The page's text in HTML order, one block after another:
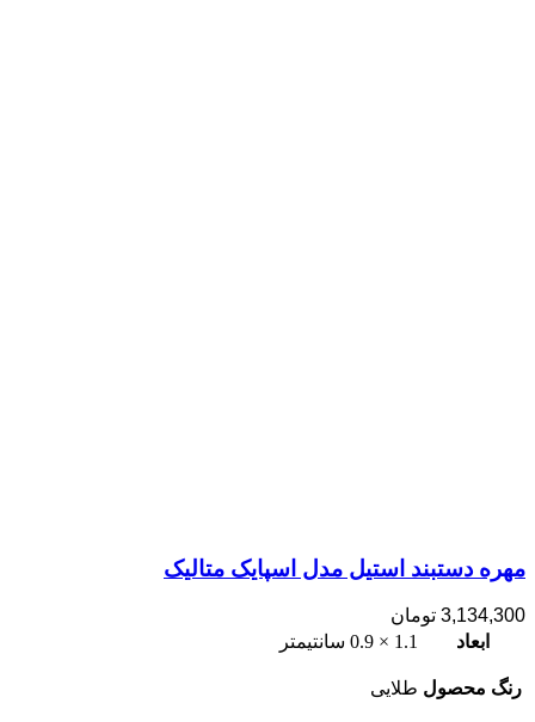
مهره دستبند استیل مدل اسپایک متالیک
3,134,300 تومان
ابعاد
1.1 × 0.9 سانتیمتر
رنگ محصول طلایی